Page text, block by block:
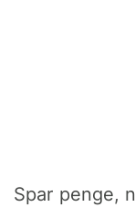
Spar penge,